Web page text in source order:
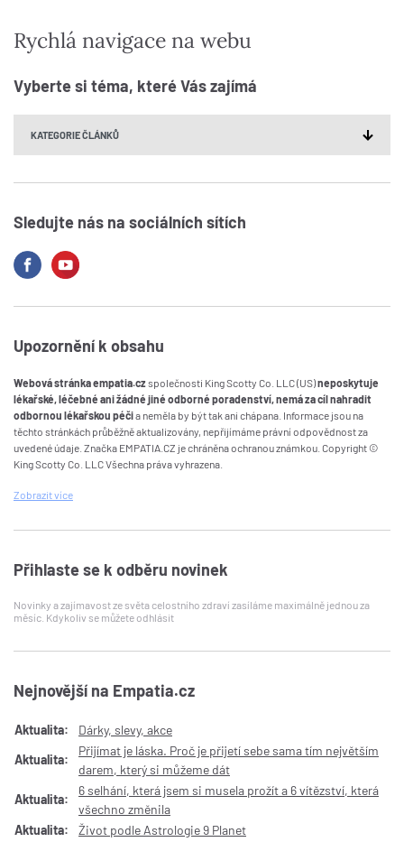
Rychlá navigace na webu
Vyberte si téma, které Vás zajímá
Sledujte nás na sociálních sítích
Upozornění k obsahu
Webová stránka empatia.czspolečnosti King Scotty Co. LLC (US)neposkytuje
lékařské, léčebné ani žádné jiné odborné poradenství, nemá za cíl nahradit
odbornou lékařskou péčia neměla by být tak ani chápana. Informace jsou na
těchto stránkách průběžně aktualizovány, nepřijímáme právní odpovědnost za
uvedené údaje. Značka EMPATIA.CZ je chráněna ochranou známkou. Copyright ©
King Scotty Co. LLC Všechna práva vyhrazena.
Zobrazitvíce
Přihlaste se k odběru novinek
Novinky a zajímavost ze světa celostního zdraví zasíláme maximálně jednou za
měsíc. Kdykoliv se můžete odhlásit
Nejnovější na Empatia.cz
Aktualita:
Dárky, slevy, akce
Aktualita:
Přijímat je láska. Proč je přijetí sebe sama tím největším
darem, který si můžeme dát
Aktualita:
6 selhání, která jsem si musela prožít a 6 vítězství, která
všechno změnila
Aktualita:
Život podle Astrologie 9 Planet